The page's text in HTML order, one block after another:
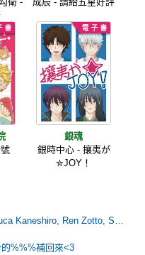
銀魂
銀時中心 - 攘夷が
✮JOY！
%%%補回來<3